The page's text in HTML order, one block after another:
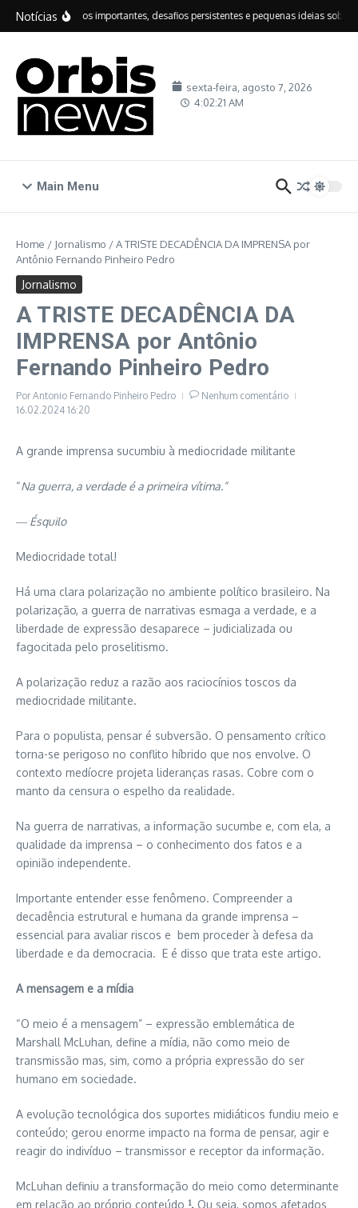
Ir para o conteúdo
Notícias
IDEB: avanços importantes, desafios persistentes e pequenas ideias sobre
sexta-feira, agosto 7, 2026
4:02:22 AM
Main Menu
Home / Jornalismo /A TRISTE DECADÊNCIA DA IMPRENSA por
Antônio Fernando Pinheiro Pedro
Jornalismo
A TRISTE DECADÊNCIA DA
IMPRENSA por Antônio
Fernando Pinheiro Pedro
PorAntonio Fernando Pinheiro Pedro
Nenhum comentário
16.02.2024 16:20
A grande imprensa sucumbiu à mediocridade militante
“Na guerra, a verdade é a primeira vítima.”
― Ésquilo
Mediocridade total!
Há uma clara polarização no ambiente político brasileiro. Na
polarização, a guerra de narrativas esmaga a verdade, e a
liberdade de expressão desaparece – judicializada ou
fagocitada pelo proselitismo.
A polarização reduz a razão aos raciocínios toscos da
mediocridade militante.
Para o populista, pensar é subversão. O pensamento crítico
torna-se perigoso no conflito híbrido que nos envolve. O
contexto medíocre projeta lideranças rasas. Cobre com o
manto da censura o espelho da realidade.
Na guerra de narrativas, a informação sucumbe e, com ela, a
qualidade da imprensa – o conhecimento dos fatos e a
opinião independente.
Importante entender esse fenômeno. Compreender a
decadência estrutural e humana da grande imprensa –
essencial para avaliar riscos e bem proceder à defesa da
liberdade e da democracia. E é disso que trata este artigo.
A mensagem e a mídia
“O meio é a mensagem” – expressão emblemática de
Marshall McLuhan, define a mídia, não como meio de
transmissão mas, sim, como a própria expressão do ser
humano em sociedade.
A evolução tecnológica dos suportes midiáticos fundiu meio e
conteúdo; gerou enorme impacto na forma de pensar, agir e
reagir do indivíduo – transmissor e receptor da informação.
McLuhan definiu a transformação do meio como determinante
em relação ao próprio conteúdo ¹. Ou seja, somos afetados